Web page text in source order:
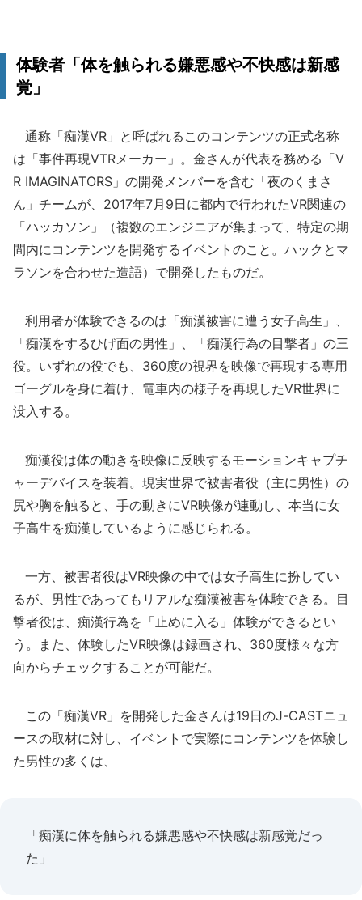
体験者「体を触られる嫌悪感や不快感は新感
覚」
通称「痴漢VR」と呼ばれるこのコンテンツの正式名称
は「事件再現VTRメーカー」。金さんが代表を務める「V
R IMAGINATORS」の開発メンバーを含む「夜のくまさ
ん」チームが、2017年7月9日に都内で行われたVR関連の
「ハッカソン」（複数のエンジニアが集まって、特定の期
間内にコンテンツを開発するイベントのこと。ハックとマ
ラソンを合わせた造語）で開発したものだ。
利用者が体験できるのは「痴漢被害に遭う女子高生」、
「痴漢をするひげ面の男性」、「痴漢行為の目撃者」の三
役。いずれの役でも、360度の視界を映像で再現する専用
ゴーグルを身に着け、電車内の様子を再現したVR世界に
没入する。
痴漢役は体の動きを映像に反映するモーションキャプチ
ャーデバイスを装着。現実世界で被害者役（主に男性）の
尻や胸を触ると、手の動きにVR映像が連動し、本当に女
子高生を痴漢しているように感じられる。
一方、被害者役はVR映像の中では女子高生に扮してい
るが、男性であってもリアルな痴漢被害を体験できる。目
撃者役は、痴漢行為を「止めに入る」体験ができるとい
う。また、体験したVR映像は録画され、360度様々な方
向からチェックすることが可能だ。
この「痴漢VR」を開発した金さんは19日のJ-CASTニュ
ースの取材に対し、イベントで実際にコンテンツを体験し
た男性の多くは、
「痴漢に体を触られる嫌悪感や不快感は新感覚だっ
た」